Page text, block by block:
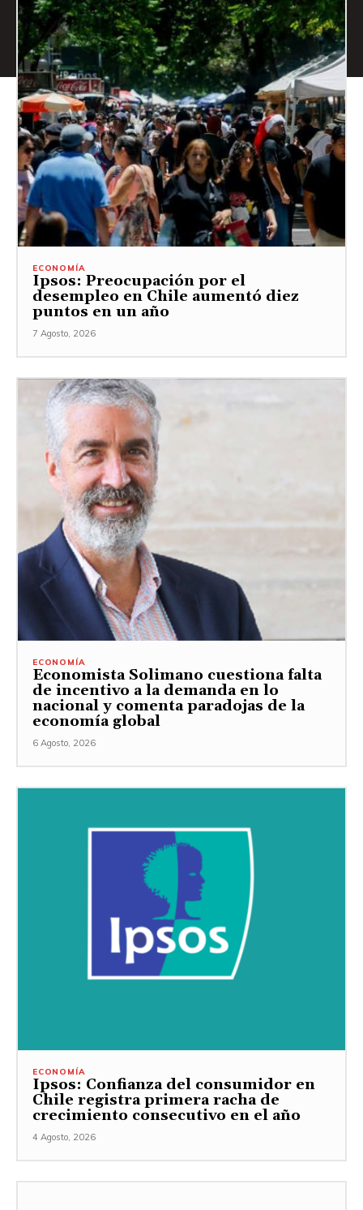
ECONOMÍA
Ipsos: Preocupación por el
desempleo en Chile aumentó diez
puntos en un año
7 Agosto, 2026
ECONOMÍA
Economista Solimano cuestiona falta
de incentivo a la demanda en lo
nacional y comenta paradojas de la
economía global
6 Agosto, 2026
ECONOMÍA
Ipsos: Confianza del consumidor en
Chile registra primera racha de
crecimiento consecutivo en el año
4 Agosto, 2026